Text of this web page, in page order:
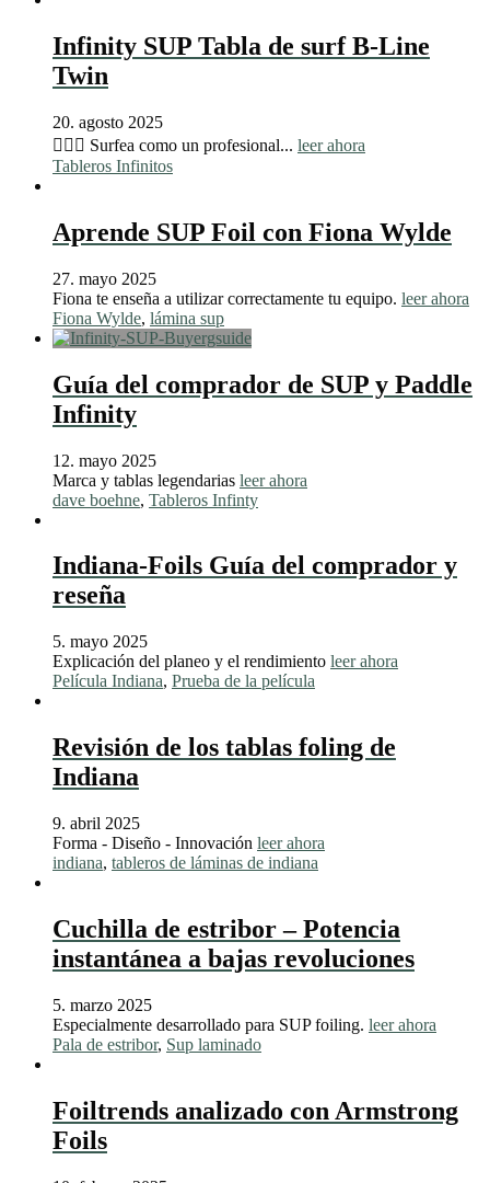
Infinity SUP Tabla de surf B-Line
Twin
20. agosto 2025
🏄🏼‍♂️ Surfea como un profesional... leer ahora
Tableros Infinitos
Aprende SUP Foil con Fiona Wylde
27. mayo 2025
Fiona te enseña a utilizar correctamente tu equipo. leer ahora
Fiona Wylde, lámina sup
Guía del comprador de SUP y Paddle
Infinity
12. mayo 2025
Marca y tablas legendarias leer ahora
dave boehne, Tableros Infinty
Indiana-Foils Guía del comprador y
reseña
5. mayo 2025
Explicación del planeo y el rendimiento leer ahora
Película Indiana, Prueba de la película
Revisión de los tablas foling de
Indiana
9. abril 2025
Forma - Diseño - Innovación leer ahora
indiana, tableros de láminas de indiana
Cuchilla de estribor – Potencia
instantánea a bajas revoluciones
5. marzo 2025
Especialmente desarrollado para SUP foiling. leer ahora
Pala de estribor, Sup laminado
Foiltrends analizado con Armstrong
Foils